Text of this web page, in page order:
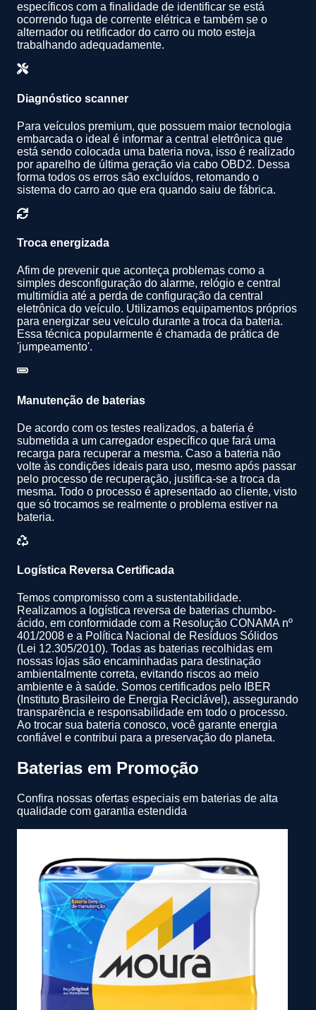
específicos com a finalidade de identificar se está
ocorrendo fuga de corrente elétrica e também se o
alternador ou retificador do carro ou moto esteja
trabalhando adequadamente.
Diagnóstico scanner
Para veículos premium, que possuem maior tecnologia
embarcada o ideal é informar a central eletrônica que
está sendo colocada uma bateria nova, isso é realizado
por aparelho de última geração via cabo OBD2. Dessa
forma todos os erros são excluídos, retomando o
sistema do carro ao que era quando saiu de fábrica.
Troca energizada
Afim de prevenir que aconteça problemas como a
simples desconfiguração do alarme, relógio e central
multimídia até a perda de configuração da central
eletrônica do veículo. Utilizamos equipamentos próprios
para energizar seu veículo durante a troca da bateria.
Essa técnica popularmente é chamada de prática de
'jumpeamento'.
Manutenção de baterias
De acordo com os testes realizados, a bateria é
submetida a um carregador específico que fará uma
recarga para recuperar a mesma. Caso a bateria não
volte às condições ideais para uso, mesmo após passar
pelo processo de recuperação, justifica-se a troca da
mesma. Todo o processo é apresentado ao cliente, visto
que só trocamos se realmente o problema estiver na
bateria.
Logística Reversa Certificada
Temos compromisso com a sustentabilidade.
Realizamos a logística reversa de baterias chumbo-
ácido, em conformidade com a Resolução CONAMA nº
401/2008 e a Política Nacional de Resíduos Sólidos
(Lei 12.305/2010). Todas as baterias recolhidas em
nossas lojas são encaminhadas para destinação
ambientalmente correta, evitando riscos ao meio
ambiente e à saúde. Somos certificados pelo IBER
(Instituto Brasileiro de Energia Reciclável), assegurando
transparência e responsabilidade em todo o processo.
Ao trocar sua bateria conosco, você garante energia
confiável e contribui para a preservação do planeta.
Baterias em Promoção
Confira nossas ofertas especiais em baterias de alta
qualidade com garantia estendida